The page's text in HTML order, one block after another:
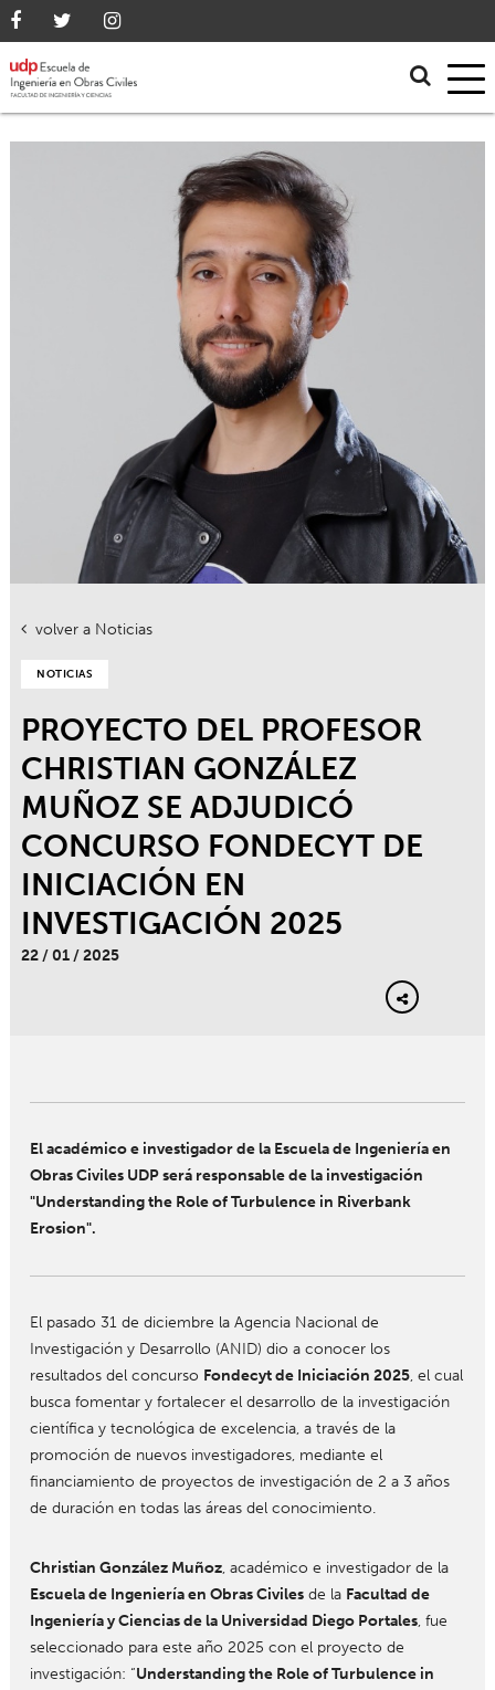
volver a Noticias
NOTICIAS
PROYECTO DEL PROFESOR
CHRISTIAN GONZÁLEZ
MUÑOZ SE ADJUDICÓ
CONCURSO FONDECYT DE
INICIACIÓN EN
INVESTIGACIÓN 2025
22 / 01 / 2025
El académico e investigador de la Escuela de Ingeniería en
Obras Civiles UDP será responsable de la investigación
"Understanding the Role of Turbulence in Riverbank
Erosion".
El pasado 31 de diciembre la Agencia Nacional de
Investigación y Desarrollo (ANID) dio a conocer los
resultados del concurso Fondecyt de Iniciación 2025, el cual
busca fomentar y fortalecer el desarrollo de la investigación
científica y tecnológica de excelencia, a través de la
promoción de nuevos investigadores, mediante el
financiamiento de proyectos de investigación de 2 a 3 años
de duración en todas las áreas del conocimiento.
Christian González Muñoz, académico e investigador de la
Escuela de Ingeniería en Obras Civilesde la Facultad de
Ingeniería y Ciencias de la Universidad Diego Portales, fue
seleccionado para este año 2025 con el proyecto de
investigación: “Understanding the Role of Turbulence in